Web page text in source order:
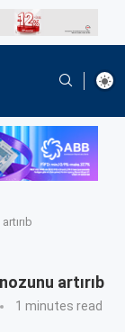
artırıb
1 minutes read